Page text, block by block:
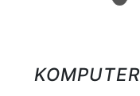
KOMPUTER